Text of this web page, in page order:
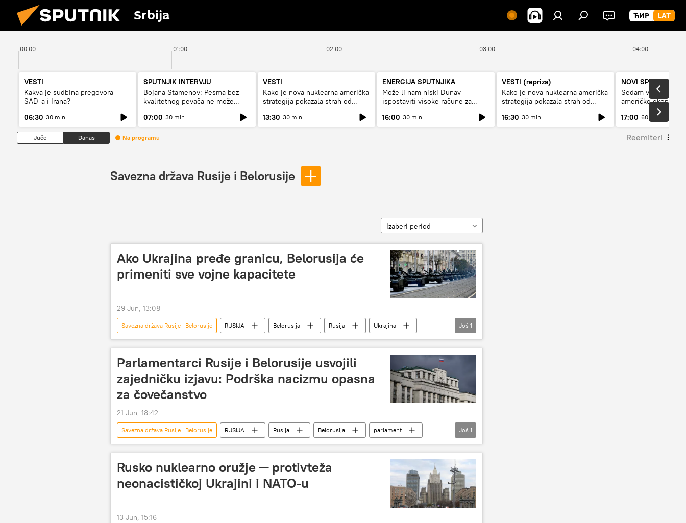
Srbija
00:00 01:00 02:00 03:00 04:00
VESTI
Kakva je sudbina pregovora
SAD-a i Irana?
06:30 30 min
SPUTNJIK INTERVJU
Bojana Stamenov: Pesma bez
kvalitetnog pevača ne može
07:00 30 min
VESTI
Kako je nova nuklearna američka
strategija pokazala strah od
13:30 30 min
ENERGIJA SPUTNJIKA
Može li nam niski Dunav
ispostaviti visoke račune za
16:00 30 min
VESTI (repriza)
Kako je nova nuklearna američka
strategija pokazala strah od
16:30 30 min
NOVI SPUTNJIK
Sedam
američke
17:00 60 min
Juče Danas Na programu Reemiteri
Savezna država Rusije i Belorusije
Izaberi period
Ako Ukrajina pređe granicu, Belorusija će
primeniti sve vojne kapacitete
29 Jun, 13:08
Savezna država Rusije i Belorusije RUSIJA Belorusija Rusija
Ukrajina
Specijalna vojna operacija u Ukrajini – vesti
Još 1
Parlamentarci Rusije i Belorusije usvojili
zajedničku izjavu: Podrška nacizmu opasna
za čovečanstvo
21 Jun, 18:42
Savezna država Rusije i Belorusije RUSIJA Rusija Belorusija
parlament
nacizam
Još 1
Rusko nuklearno oružje ─ protivteža
neonacističkoj Ukrajini i NATO-u
13 Jun, 15:16